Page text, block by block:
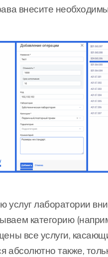
внесите
услуг лаборатории
категорию
все услуги,
абсолютно также,